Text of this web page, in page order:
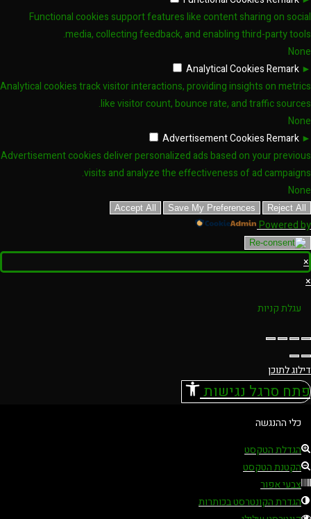
Functional cookies support features like content sharing on social
media, collecting feedback, and enabling third-party tools.
None
►
Analytical CookiesRemark
Analytical cookies track visitor interactions, providing insights on metrics
like visitor count, bounce rate, and traffic sources.
None
►
Advertisement CookiesRemark
Advertisement cookies deliver personalized ads based on your previous
visits and analyze the effectiveness of ad campaigns.
None
Reject All
Save My Preferences
Accept All
Powered by
×
×
עגלת קניות
דילוג לתוכן
פתח סרגל נגישות
כלי ההנגשה
הגדלת הטקסט
הקטנת הטקסט
צבעי אפור
הגדרת הקונטרסט בכותרות